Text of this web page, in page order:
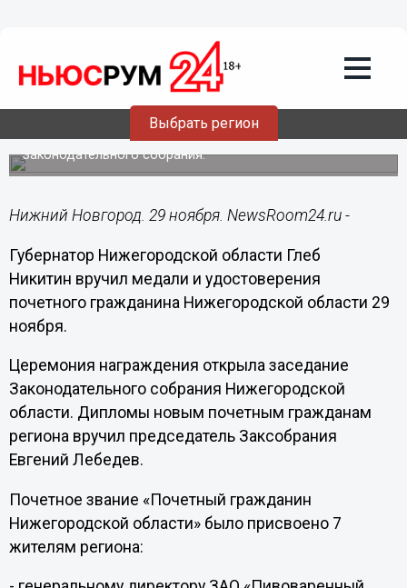
Выбрать регион
Никитин вручил медали и
удостоверения почетным
гражданинам Нижегородской области
Церемония награждения открыла заседание
Законодательного собрания.
Нижний Новгород. 29 ноября. NewsRoom24.ru -
Губернатор Нижегородской области Глеб
Никитин вручил медали и удостоверения
почетного гражданина Нижегородской области 29
ноября.
Церемония награждения открыла заседание
Законодательного собрания Нижегородской
области. Дипломы новым почетным гражданам
региона вручил председатель Заксобрания
Евгений Лебедев.
Почетное звание «Почетный гражданин
Нижегородской области» было присвоено 7
жителям региона: